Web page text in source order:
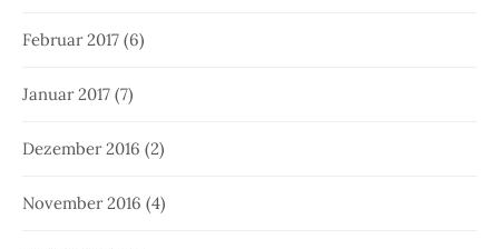
Februar 2017 (6)
Januar 2017 (7)
Dezember 2016 (2)
November 2016 (4)